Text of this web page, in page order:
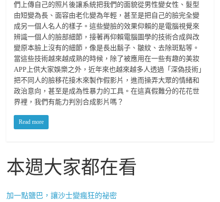
們上傳自己的照片後讓系統把我們的面貌從男性變女性、髮型
由短變為長、面容由老化變為年輕，甚至是把自己的臉完全變
成另一個人名人的樣子。這些變臉的效果仰賴的是電腦視覺來
辨識一個人的臉部細節，接著再仰賴電腦圖學的技術合成與改
變原本臉上沒有的細節，像是長出鬍子、皺紋、去除斑點等。
當這些技術越來越成熟的時候，除了被應用在一些有趣的美妝
APP上供大家娛樂之外，近年來也越來越多人透過「深偽技術」
把不同人的臉移花接木來製作假影片，進而操弄大眾的情緒和
政治意向，甚至是成為性暴力的工具。在這真假難分的花花世
界裡，我們有能力判別合成影片嗎？
Read more
本週大家都在看
加一點鹽巴，讓沙士變瘋狂的祕密